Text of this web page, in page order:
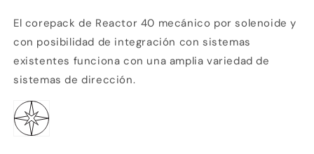
El corepack de Reactor 40 mecánico por solenoide y
con posibilidad de integración con sistemas
existentes funciona con una amplia variedad de
sistemas de dirección.